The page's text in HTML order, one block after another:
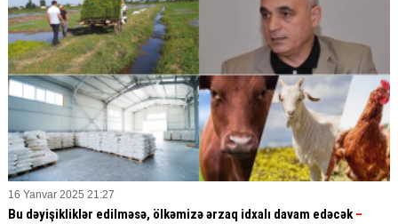
16 Yanvar 2025 21:27
Bu dəyişikliklər edilməsə, ölkəmizə ərzaq idxalı davam edəcək–